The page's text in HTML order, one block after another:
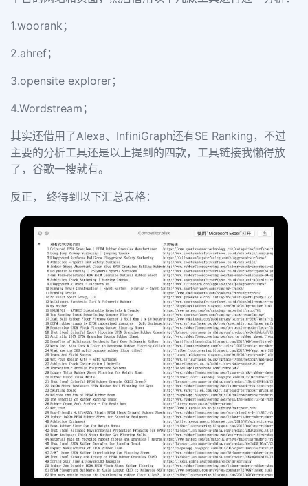
1.woorank；
2.ahref；
3.opensite explorer；
4.Wordstream；
其实还借用了Alexa、InfiniGraph还有SE Ranking，不过
主要的分析工具还是以上提到的四款，工具链接我懒得放
了，谷歌一搜就有。
反正， 终得到以下汇总表格：